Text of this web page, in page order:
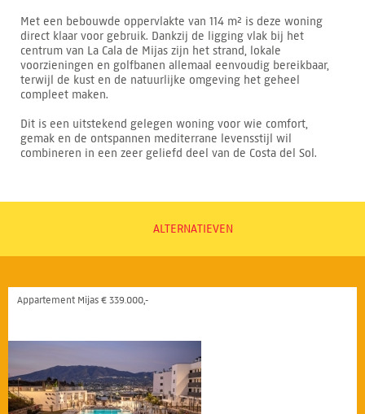
Met een bebouwde oppervlakte van 114 m² is deze woning
direct klaar voor gebruik. Dankzij de ligging vlak bij het
centrum van La Cala de Mijas zijn het strand, lokale
voorzieningen en golfbanen allemaal eenvoudig bereikbaar,
terwijl de kust en de natuurlijke omgeving het geheel
compleet maken.
Dit is een uitstekend gelegen woning voor wie comfort,
gemak en de ontspannen mediterrane levensstijl wil
combineren in een zeer geliefd deel van de Costa del Sol.
ALTERNATIEVEN
Appartement Mijas € 339.000,-